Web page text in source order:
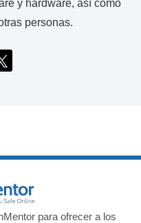
y hardware, así como
personas.
para ofrecer a los